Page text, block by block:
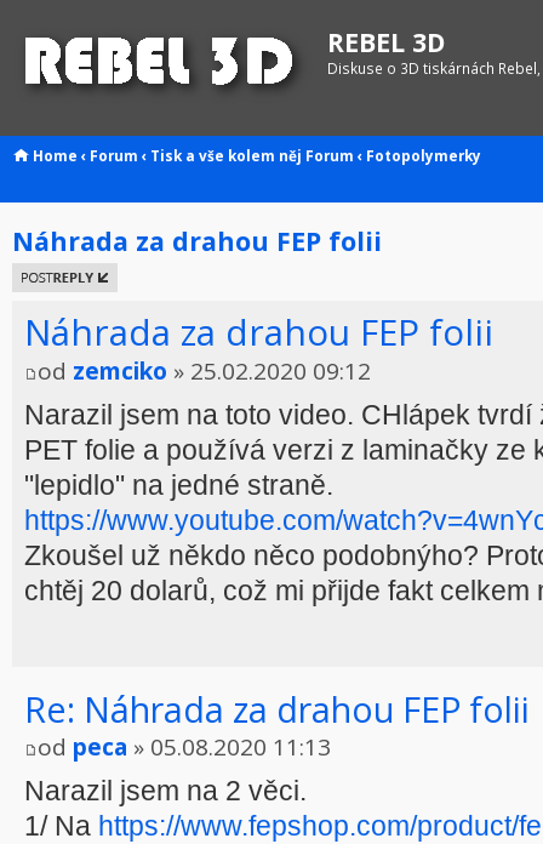
REBEL 3D
Diskuse o 3D tiskárnách
Home ‹ Forum ‹ Tisk a vše kolem něj Forum ‹ Fotopolymerky
Náhrada za drahou FEP folii
Odeslat
odpověď
Náhrada za drahou FEP folii
od zemciko » 25.02.2020 09:12
Narazil jsem na toto video. CHlápek
PET folie a používá verzi z laminačky ze
"lepidlo" na jedné straně.
https://www.youtube.com/
Zkoušel už někdo něco podobnýho?
chtěj 20 dolarů, což mi přijde fakt celkem
Re: Náhrada za drahou FEP folii
od peca » 05.08.2020 11:13
Narazil jsem na 2 věci.
1/ Na https://www.fepshop.com/product/